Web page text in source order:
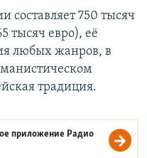
750 тысяч
тысяч евро), её
любых жанров, в
традиция.
приложение Радио